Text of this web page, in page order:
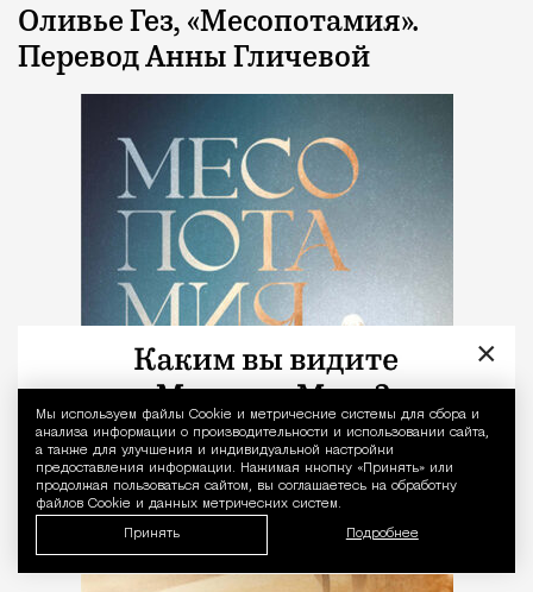
Уведомление
Мы используем файлы Сookie и метрические системы для сбора и
анализа информации о производительности и использовании сайта,
а также для улучшения и индивидуальной настройки
предоставления информации. Нажимая кнопку «Принять» или
продолжая пользоваться сайтом, вы соглашаетесь на обработку
файлов Cookie и данных метрических систем.
Принять Подробнее
Оливье Гез, «Месопотамия».
Перевод Анны Гличевой
×